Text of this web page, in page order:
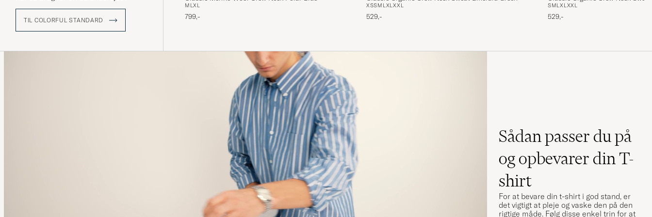
Veldig fin lys dus farge. Obs! Den er litt kort sammenlignet med noen
andre merker. Jeg er 196, bestilte XL og vurderte å returnere pga
lengden
OLE H KØBTE PÅ CAREOFCARL.NO
Bra kvalitet och bra i storleken.
MATHIAS F KØBTE PÅ CAREOFCARL.SE
Great color, great fit, great quality.
ALEXANDER A KØBTE PÅ CAREOFCARL.DE
TIL COLORFUL STANDARD
M LXL
799,-
XSSM L XLXXL
529,-
SMLXL XXL
529,-
Sådan passer du på
og opbevarer din T-
shirt
For at bevare din t-shirt i god stand, er
det vigtigt at pleje og vaske den på den
rigtige måde. Følg disse enkel trin for at